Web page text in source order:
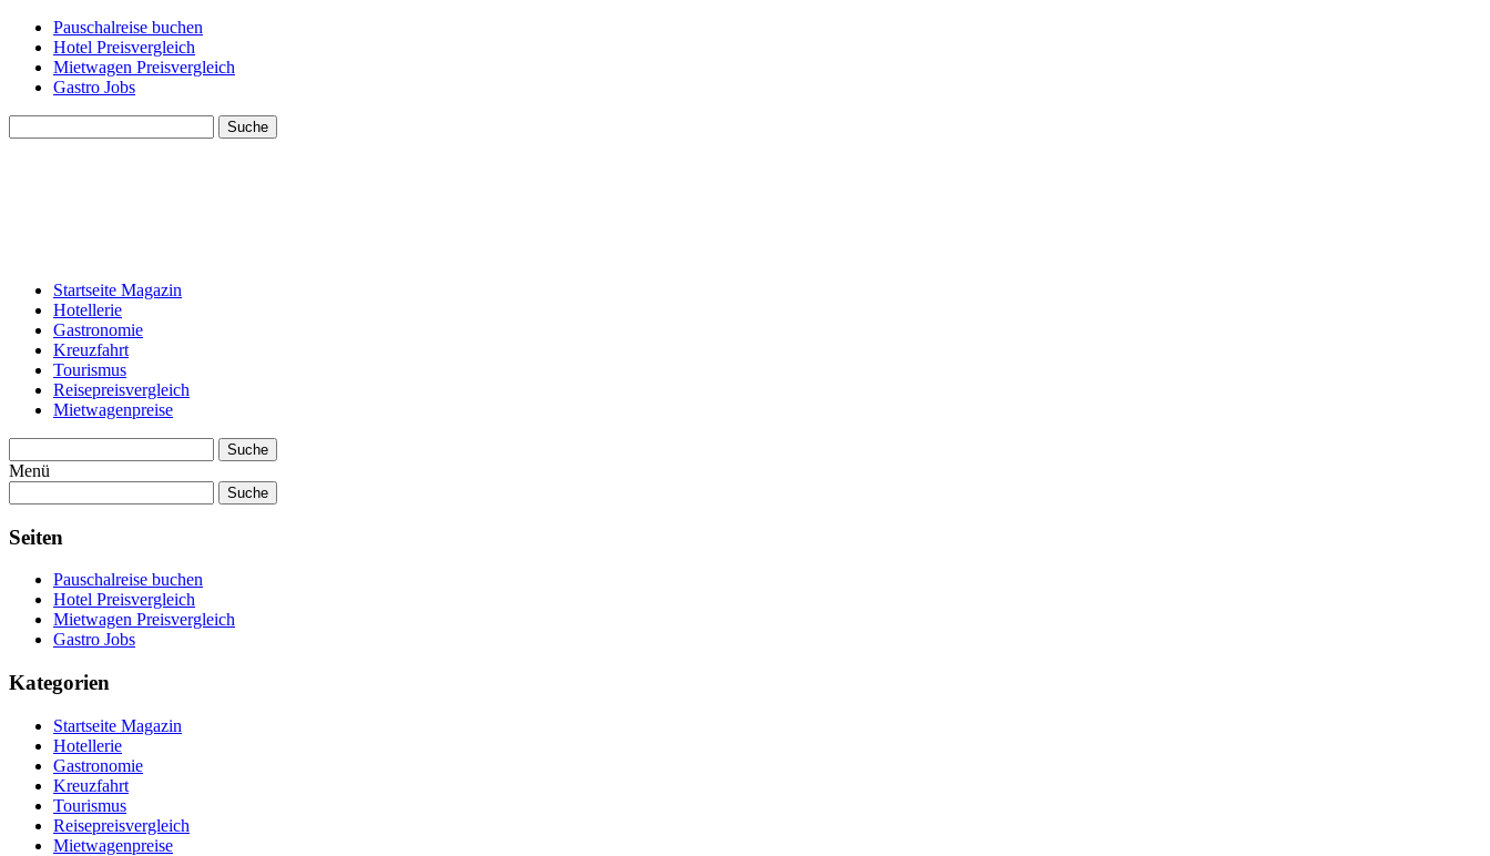
Pauschalreise buchen
Hotel Preisvergleich
Mietwagen Preisvergleich
Gastro Jobs
Suche
Startseite Magazin
Hotellerie
Gastronomie
Kreuzfahrt
Tourismus
Reisepreisvergleich
Mietwagenpreise
Suche
Menü
Suche
Seiten
Pauschalreise buchen
Hotel Preisvergleich
Mietwagen Preisvergleich
Gastro Jobs
Kategorien
Startseite Magazin
Hotellerie
Gastronomie
Kreuzfahrt
Tourismus
Reisepreisvergleich
Mietwagenpreise